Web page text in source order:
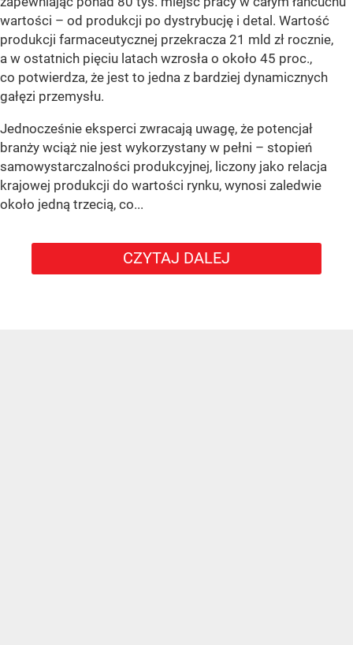
wartości – od produkcji po dystrybucję i detal. Wartość
produkcji farmaceutycznej przekracza 21 mld zł rocznie,
a w ostatnich pięciu latach wzrosła o około 45 proc.,
co potwierdza, że jest to jedna z bardziej dynamicznych
gałęzi przemysłu.
Jednocześnie eksperci zwracają uwagę, że potencjał
branży wciąż nie jest wykorzystany w pełni – stopień
samowystarczalności produkcyjnej, liczony jako relacja
krajowej produkcji do wartości rynku, wynosi zaledwie
około jedną trzecią, co...
CZYTAJ DALEJ